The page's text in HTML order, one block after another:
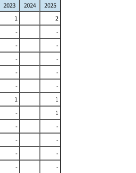
2023 2024
2025
1
2
-
-
-
-
-
-
-
-
-
-
1
1
-
1
-
-
-
-
-
-
-
-